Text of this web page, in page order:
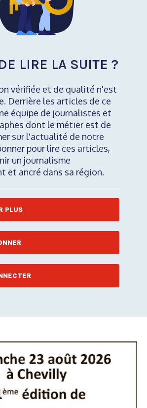
LIRE LA SUITE ?
vérifiée et de qualité n'est
Derrière les articles de ce
équipe de journalistes et
dont le métier est de
sur l'actualité de notre
pour lire ces articles,
un journalisme
et ancré dans sa région.
PLUS